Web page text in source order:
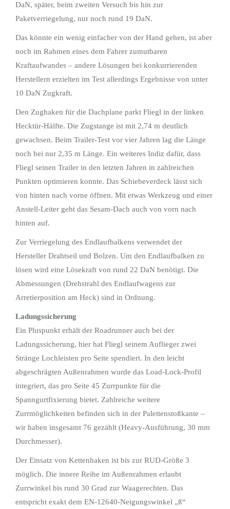
DaN, später, beim zweiten Versuch bis hin zur
Paketverriegelung, nur noch rund 19 DaN.
Das könnte ein wenig einfacher von der Hand gehen, ist aber
noch im Rahmen eines dem Fahrer zumutbaren
Kraftaufwandes – andere Lösungen bei konkurrierenden
Herstellern erzielten im Test allerdings Ergebnisse von unter
10 DaN Zugkraft.
Den Zughaken für die Dachplane parkt Fliegl in der linken
Hecktür-Hälfte. Die Zugstange ist mit 2,74 m deutlich
gewachsen. Beim Trailer-Test vor vier Jahren lag die Länge
noch bei nur 2,35 m Länge. Ein weiteres Indiz dafür, dass
Fliegl seinen Trailer in den letzten Jahren in zahlreichen
Punkten optimieren konnte. Das Schiebeverdeck lässt sich
von hinten nach vorne öffnen. Mit etwas Werkzeug und einer
Anstell-Leiter geht das Sesam-Dach auch von vorn nach
hinten auf.
Zur Verriegelung des Endlaufbalkens verwendet der
Hersteller Drahtseil und Bolzen. Um den Endlaufbalken zu
lösen wird eine Lösekraft von rund 22 DaN benötigt. Die
Abmessungen (Drehstrahl des Endlaufwagens zur
Arretierposition am Heck) sind in Ordnung.
Ladungssicherung
Ein Pluspunkt erhält der Roadrunner auch bei der
Ladungssicherung, hier hat Fliegl seinem Auflieger zwei
Stränge Lochleisten pro Seite spendiert. In den leicht
abgeschrägten Außenrahmen wurde das Load-Lock-Profil
integriert, das pro Seite 45 Zurrpunkte für die
Spanngurtfixierung bietet. Zahlreiche weitere
Zurrmöglichkeiten befinden sich in der Palettenstoßkante –
wir haben insgesamt 76 gezählt (Heavy-Ausführung, 30 mm
Durchmesser).
Der Einsatz von Kettenhaken ist bis zur RUD-Größe 3
möglich. Die innere Reihe im Außenrahmen erlaubt
Zurrwinkel bis rund 30 Grad zur Waagerechten. Das
entspricht exakt dem EN-12640-Neigungswinkel „ß“